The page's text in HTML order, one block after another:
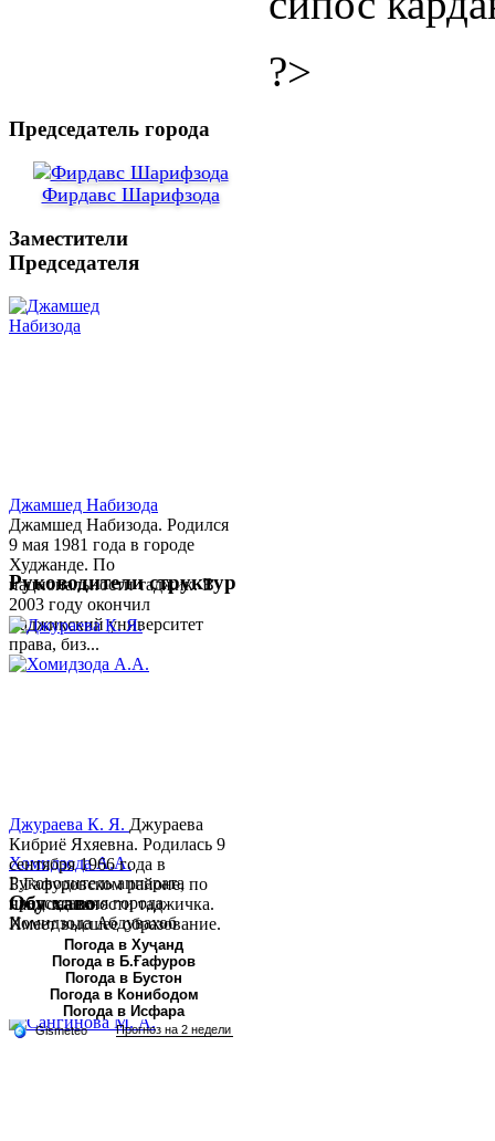
?>
Председатель города
Фирдавс Шарифзода
Заместители
Председателя
Джамшед Набизода
Джамшед Набизода. Родился
9 мая 1981 года в городе
Худжанде. По
национальности таджик. В
2003 году окончил
Таджикский университет
права, биз...
Хомидзода А.А.
Руководитель аппарата
председателя города
Хомидзода Абдувахоб
Абдумаджид родился 8
июня 1978 года в городе
Худжанде. По
национальности...
Руководители структур
Джураева К. Я. Джураева
Кибриё Яхяевна. Родилась 9
сентября 1966 года в
Б.Гафуровском районе, по
национальности таджичка.
Имеет высшее образование.
В 1997 ...
Обу хаво
Погода в Хуҷанд
Погода в Б.Ғафуров
Погода в Бустон
Погода в Конибодом
Погода в Исфара